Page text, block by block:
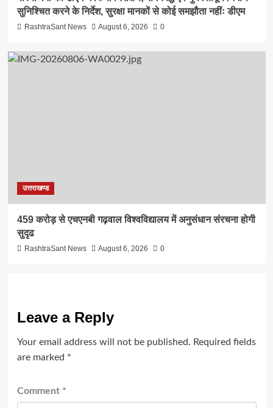
सुनिश्चित करने के निर्देश, सुरक्षा मानकों से कोई समझौता नहींः डीएम
RashtraSant News August 6, 2026 0
उत्तराखण्ड
459 करोड़ से एचएनबी गढ़वाल विश्वविद्यालय में अनुसंधान संरचना होगी
सुदृढ
RashtraSant News August 6, 2026 0
Leave a Reply
Your email address will not be published. Required fields
are marked *
Comment *